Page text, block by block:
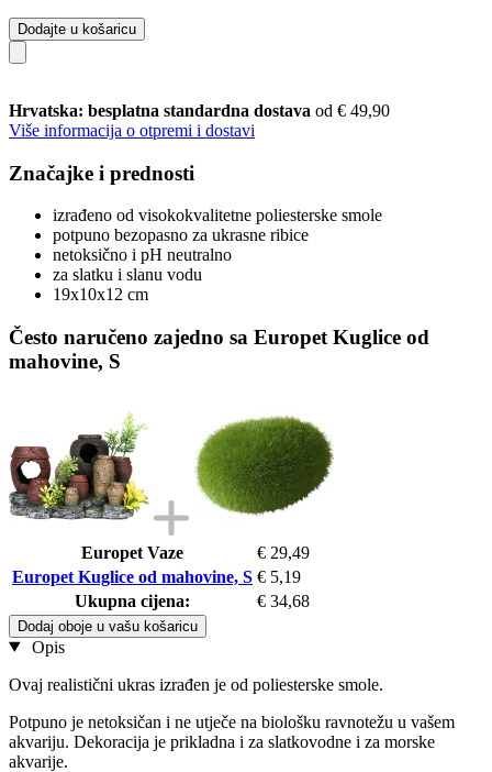
Dodajte u košaricu
Hrvatska: besplatna standardna dostava od € 49,90
Više informacija o otpremi i dostavi
Značajke i prednosti
izrađeno od visokokvalitetne poliesterske smole
potpuno bezopasno za ukrasne ribice
netoksično i pH neutralno
za slatku i slanu vodu
19x10x12 cm
Često naručeno zajedno sa Europet Kuglice od
mahovine, S
Europet Vaze
€ 29,49
Europet Kuglice od mahovine, S € 5,19
Ukupna cijena:
€ 34,68
Dodaj oboje u vašu košaricu
Opis
Ovaj realistični ukras izrađen je od poliesterske smole.
Potpuno je netoksičan i ne utječe na biološku ravnotežu u vašem
akvariju. Dekoracija je prikladna i za slatkovodne i za morske
akvarije.